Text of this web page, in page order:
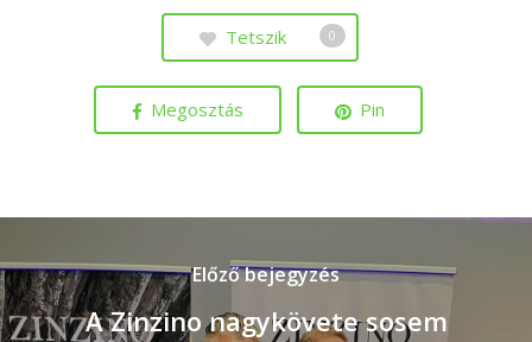
Tetszik 0
Megosztás Pin
Előző bejegyzés
A Zinzino nagykövete sosem